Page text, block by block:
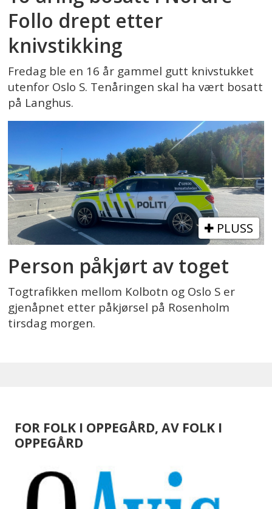
Follo drept etter
knivstikking
Fredag ble en 16 år gammel gutt knivstukket
utenfor Oslo S. Tenåringen skal ha vært bosatt
på Langhus.
PLUSS
Person påkjørt av toget
Togtrafikken mellom Kolbotn og Oslo S er
gjenåpnet etter påkjørsel på Rosenholm
tirsdag morgen.
FOR FOLK I OPPEGÅRD, AV FOLK I
OPPEGÅRD